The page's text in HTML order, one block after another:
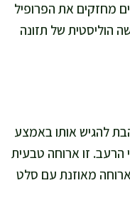
מחזקים את הפרופיל
הוליסטית של תזונה
ואני אוהבת להגיש אותו באמצע
זו ארוחה טבעית
מאוזנת עם סלט